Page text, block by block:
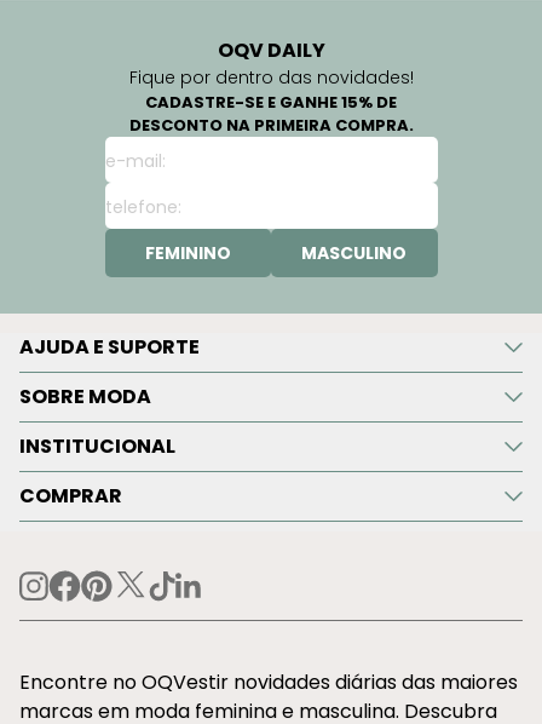
OQV DAILY
Fique por dentro das novidades!
CADASTRE-SE E GANHE 15% DE
DESCONTO NA PRIMEIRA COMPRA.
FEMININO MASCULINO
AJUDA E SUPORTE
SOBRE MODA
INSTITUCIONAL
COMPRAR
Encontre no OQVestir novidades diárias das maiores
marcas em moda feminina e masculina. Descubra